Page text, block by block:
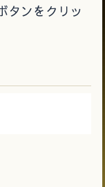
タンをクリッ